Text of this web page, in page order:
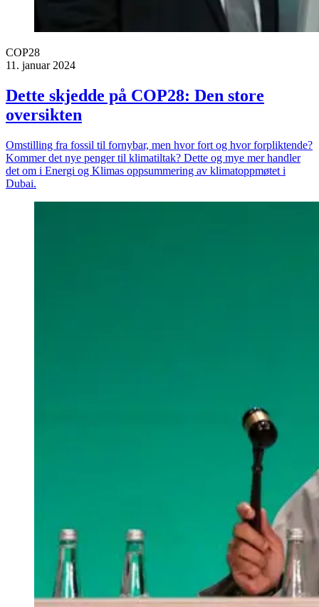
COP28
11. januar 2024
Dette skjedde på COP28: Den store
oversikten
Omstilling fra fossil til fornybar, men hvor fort og hvor forpliktende?
Kommer det nye penger til klimatiltak? Dette og mye mer handler
det om i Energi og Klimas oppsummering av klimatoppmøtet i
Dubai.